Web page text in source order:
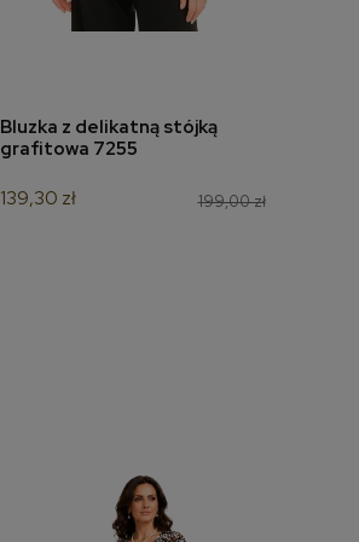
dodaj do koszyka
Bluzka z delikatną stójką
grafitowa 7255
199,00 zł
139,30 zł